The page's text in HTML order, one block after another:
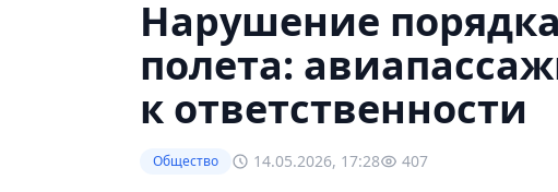
Нарушение
полета:
к ответственности
Общество 14.05.2026, 17:28 407